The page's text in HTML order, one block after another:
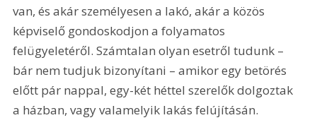
van, és akár személyesen a lakó, akár a közös
képviselő gondoskodjon a folyamatos
felügyeletéről. Számtalan olyan esetről tudunk –
bár nem tudjuk bizonyítani – amikor egy betörés
előtt pár nappal, egy-két héttel szerelők dolgoztak
a házban, vagy valamelyik lakás felújításán.